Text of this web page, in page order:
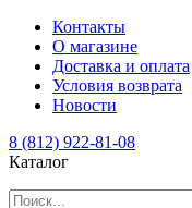
Контакты
О магазине
Доставка и оплата
Условия возврата
Новости
8 (812) 922-81-08
Каталог